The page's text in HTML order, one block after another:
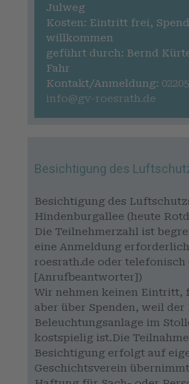
Julweg
Kosten: Eintritt frei,
willkommen
geführt durch: Bernd
Fahr
Kontakt/Anmeldung:
info@gv-roesrath.de
Besichtigung des
Besichtigung des
Hindenburgallee (heute
Die Teilnehmerzahl ist
eine Anmeldung
roesrath.de oder telefonisch
[Anrufbeantworter])
Wir nehmen keinen Eintritt,
aber über Spenden, weil der
Beleuchtungsanlage im
kostspielig ist.Die
Besichtigung erfolgt auf
Geschichtsverein